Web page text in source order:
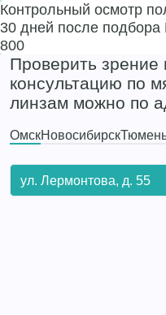
Контрольный осмотр
30 дней после
800
Проверить зрение
консультацию по
линзам можно по
ОмскНовосибирск
ул. Лермонтова, д. 55